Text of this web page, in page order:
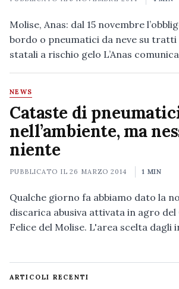
Molise, Anas: dal 15 novembre
bordo o pneumatici da neve su
statali a rischio gelo L’Anas
NEWS
Cataste di
nell’ambiente, ma
niente
PUBBLICATO IL26 MARZO 2014 1 MIN
Qualche giorno fa abbiamo dato la
discarica abusiva attivata in agro del
Felice del Molise. L'area scelta dagli
ARTICOLI RECENTI